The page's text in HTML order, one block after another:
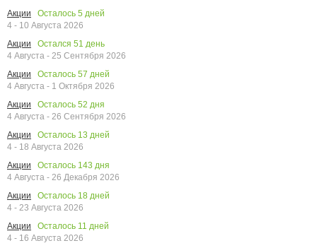
Акции
Осталось 5 дней
4 - 10 Августа 2026
Акции
Остался 51 день
4 Августа - 25 Сентября 2026
Акции
Осталось 57 дней
4 Августа - 1 Октября 2026
Акции
Осталось 52 дня
4 Августа - 26 Сентября 2026
Акции
Осталось 13 дней
4 - 18 Августа 2026
Акции
Осталось 143 дня
4 Августа - 26 Декабря 2026
Акции
Осталось 18 дней
4 - 23 Августа 2026
Акции
Осталось 11 дней
4 - 16 Августа 2026